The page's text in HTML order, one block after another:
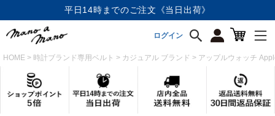
店内全品《送料無料》
ログイン
HOME 時計ブランド専用ベルト カジュアル ブランド アップルウォッチ